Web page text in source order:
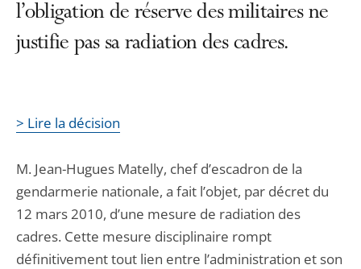
l’obligation de réserve des militaires ne
justifie pas sa radiation des cadres.
> Lire la décision
M. Jean-Hugues Matelly, chef d’escadron de la
gendarmerie nationale, a fait l’objet, par décret du
12 mars 2010, d’une mesure de radiation des
cadres. Cette mesure disciplinaire rompt
définitivement tout lien entre l’administration et son